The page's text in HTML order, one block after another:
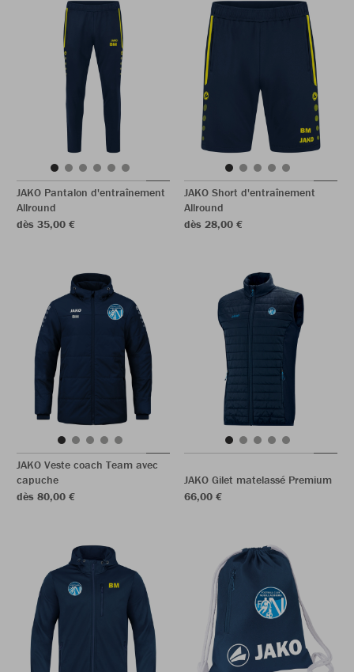
JAKO Pantalon d'entraînement
Allround
dès 35,00 €
JAKO Short d'entraînement
Allround
dès 28,00 €
JAKO Veste coach Team avec
capuche
dès 80,00 €
JAKO Gilet matelassé Premium
66,00 €